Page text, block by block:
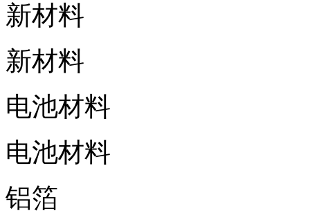
新材料
新材料
电池材料
电池材料
铝箔